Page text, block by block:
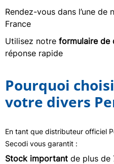
Rendez-vous dans l’une de
France
Utilisez notre formulaire de
réponse rapide
Pourquoi
votre divers
En tant que distributeur officiel
Secodi vous garantit :
Stock important de plus de